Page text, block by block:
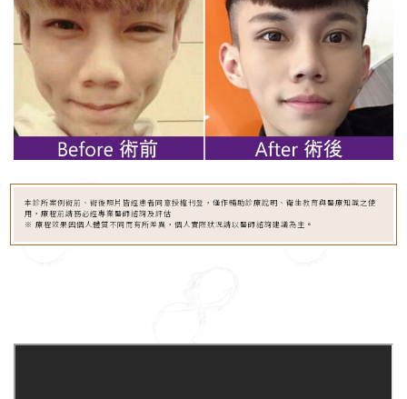
本診所案例術前、術後照片皆經患者同意授權刊登，僅作輔助診療說明、衛生教育與醫療知識之使
用，療程前請務必經專業醫師諮詢及評估
※ 療程效果因個人體質不同而有所差異，個人實際狀況請以醫師諮詢建議為主。